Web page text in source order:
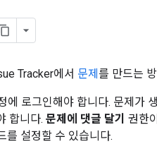
Tracker에서 문제 를 만드는
에 로그인해야 합니다. 문제가
합니다. 문제에 댓글 달기 권한
를 설정할 수 있습니다.